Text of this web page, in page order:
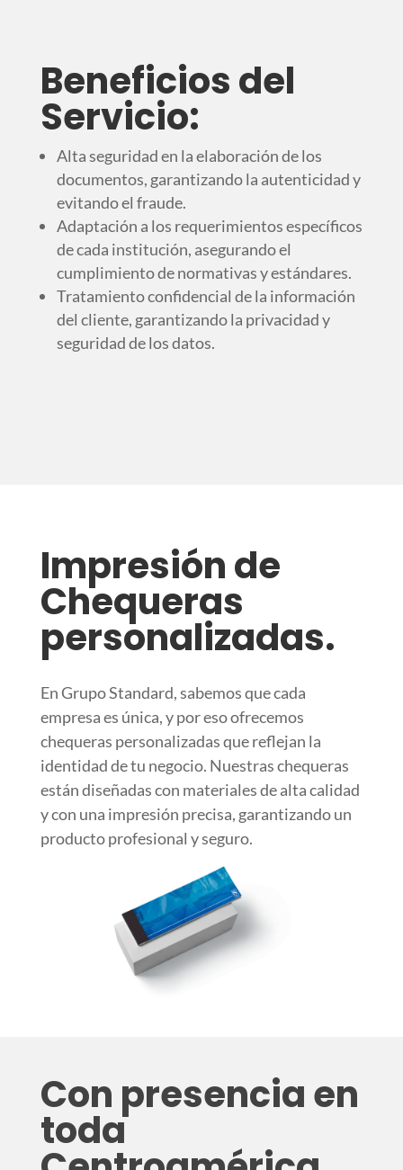
Beneficios del
Servicio:
Alta seguridad en la elaboración de los
documentos, garantizando la autenticidad y
evitando el fraude.
Adaptación a los requerimientos específicos
de cada institución, asegurando el
cumplimiento de normativas y estándares.
Tratamiento confidencial de la información
del cliente, garantizando la privacidad y
seguridad de los datos.
Impresión de
Chequeras
personalizadas.
En Grupo Standard, sabemos que cada
empresa es única, y por eso ofrecemos
chequeras personalizadas que reflejan la
identidad de tu negocio. Nuestras chequeras
están diseñadas con materiales de alta calidad
y con una impresión precisa, garantizando un
producto profesional y seguro.
Con presencia en
toda